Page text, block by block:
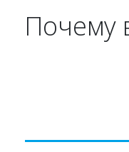
Почему